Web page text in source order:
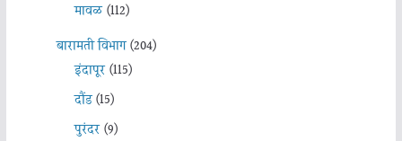
मावळ(112)
बारामती विभाग(204)
इंदापूर(115)
दौंड(15)
पुरंदर(9)